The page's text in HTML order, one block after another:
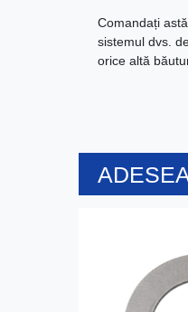
Comandați
sistemul dvs.
orice altă